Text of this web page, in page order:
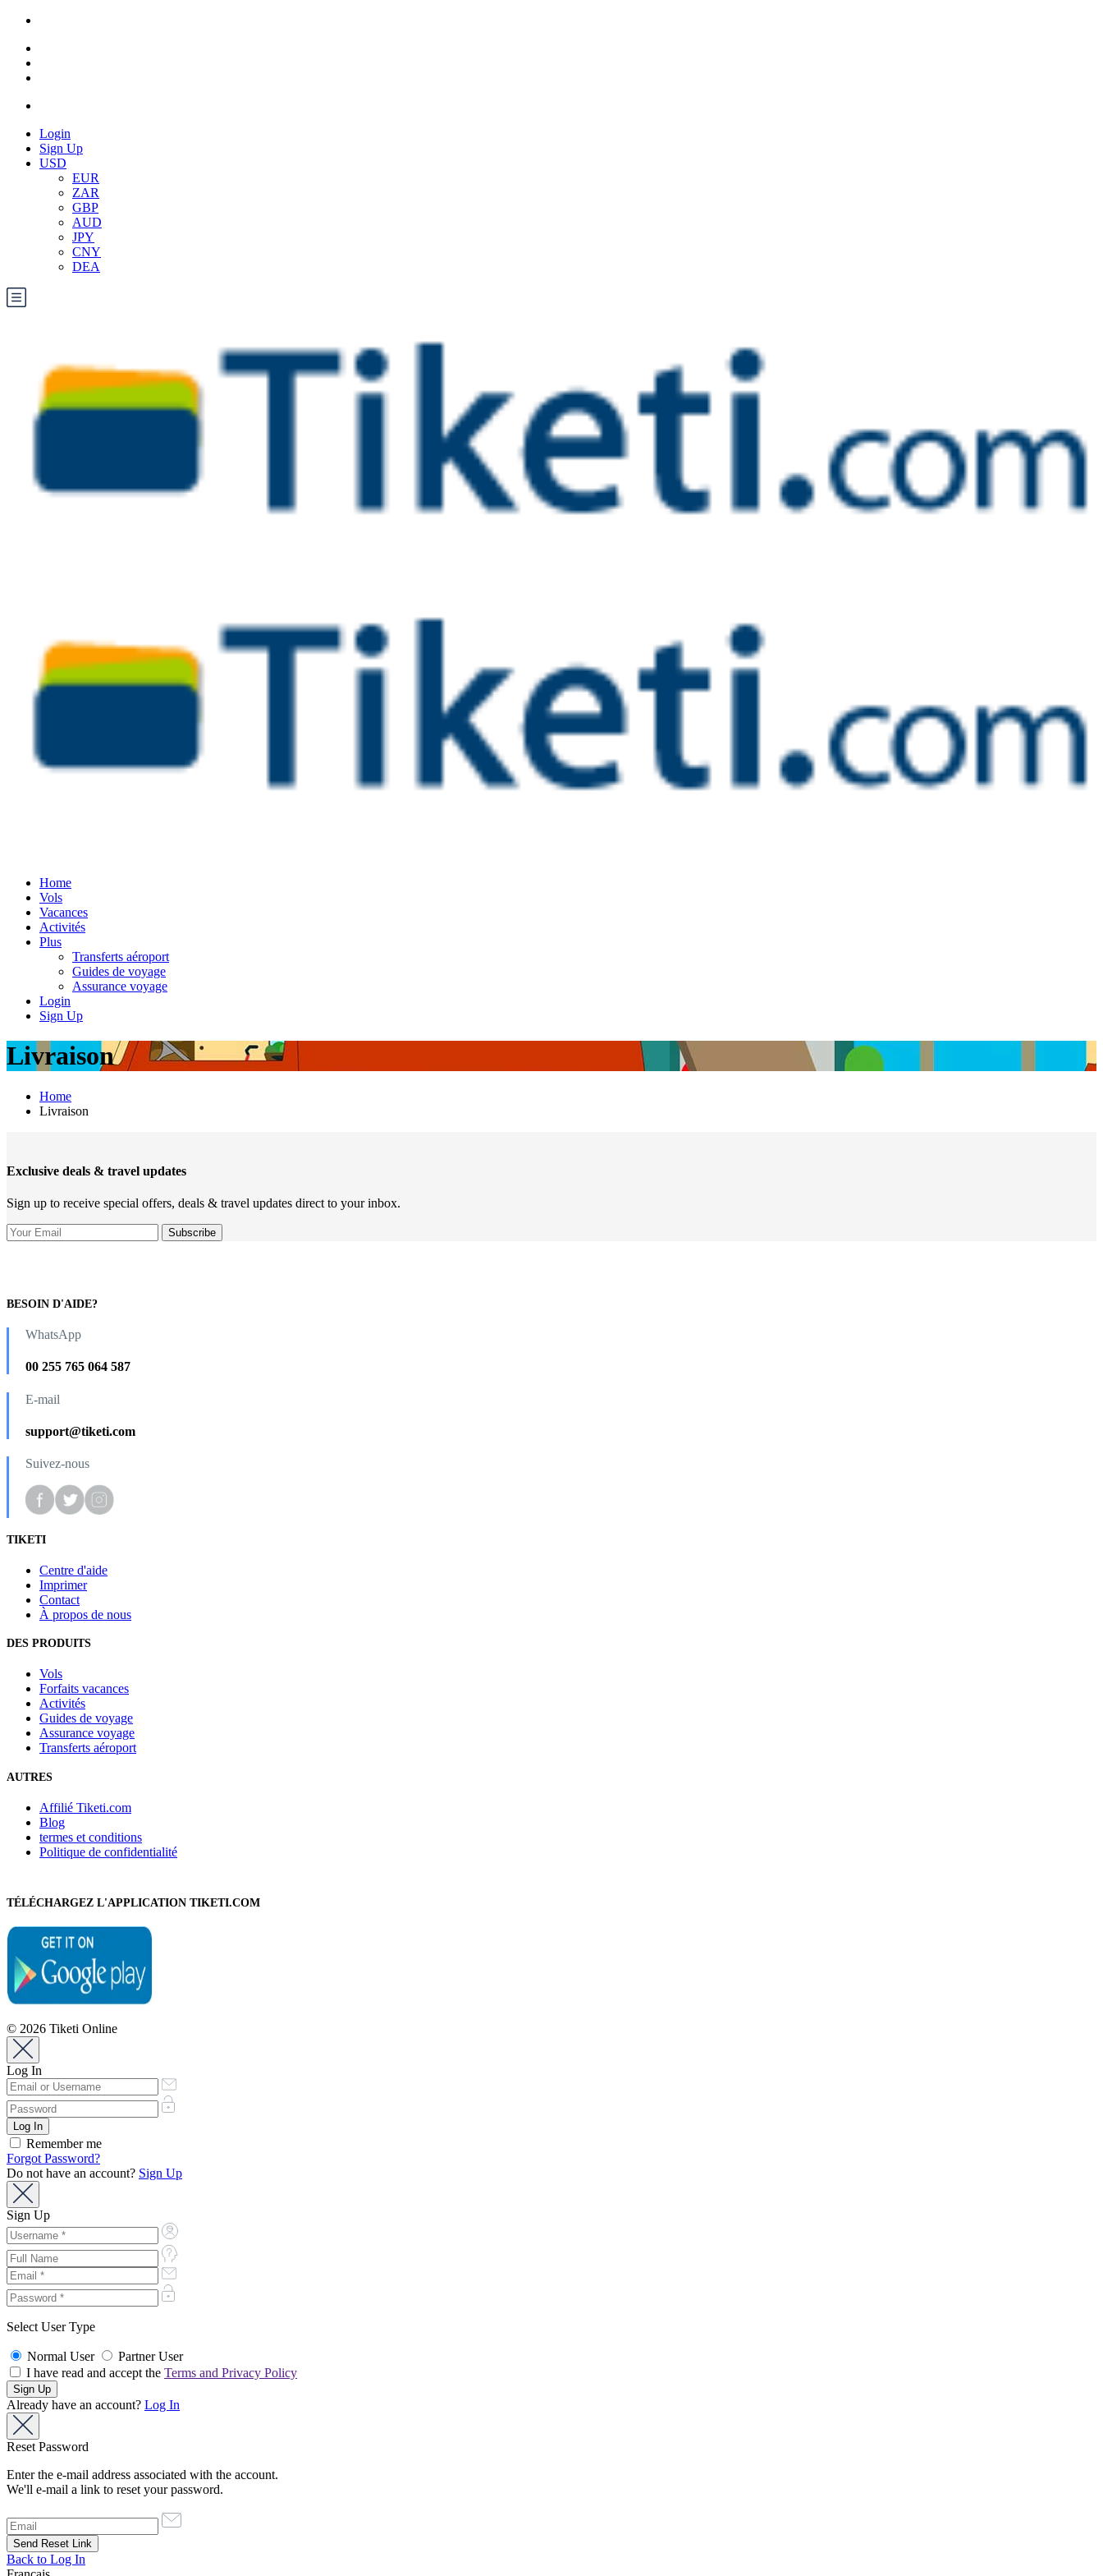
Login
Sign Up
USD
EUR
ZAR
GBP
AUD
JPY
CNY
DEA
Home
Vols
Vacances
Activités
Plus
Transferts aéroport
Guides de voyage
Assurance voyage
Login
Sign Up
Livraison
Home
Livraison
Exclusive deals & travel updates
Sign up to receive special offers, deals & travel updates direct to your inbox.
BESOIN D'AIDE?
WhatsApp
00 255 765 064 587
E-mail
support@tiketi.com
Suivez-nous
TIKETI
Centre d'aide
Imprimer
Contact
À propos de nous
DES PRODUITS
Vols
Forfaits vacances
Activités
Guides de voyage
Assurance voyage
Transferts aéroport
AUTRES
Affilié Tiketi.com
Blog
termes et conditions
Politique de confidentialité
TÉLÉCHARGEZ L'APPLICATION TIKETI.COM
© 2026 Tiketi Online
Log In
Remember me
Forgot Password?
Do not have an account? Sign Up
Sign Up
Select User Type
Normal User
Partner User
I have read and accept the Terms and Privacy Policy
Already have an account? Log In
Reset Password
Enter the e-mail address associated with the account.
We'll e-mail a link to reset your password.
Back to Log In